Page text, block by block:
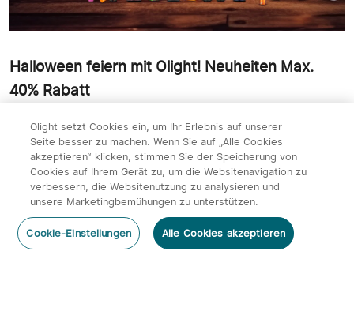
Halloween feiern mit Olight! Neuheiten Max.
40% Rabatt
20.10.2023 7130 118
Olight setzt Cookies ein, um Ihr Erlebnis auf unserer
Seite besser zu machen. Wenn Sie auf „Alle Cookies
akzeptieren“ klicken, stimmen Sie der Speicherung von
Cookies auf Ihrem Gerät zu, um die Websitenavigation zu
verbessern, die Websitenutzung zu analysieren und
unsere Marketingbemühungen zu unterstützen.
Cookie-Einstellungen Alle Cookies akzeptieren